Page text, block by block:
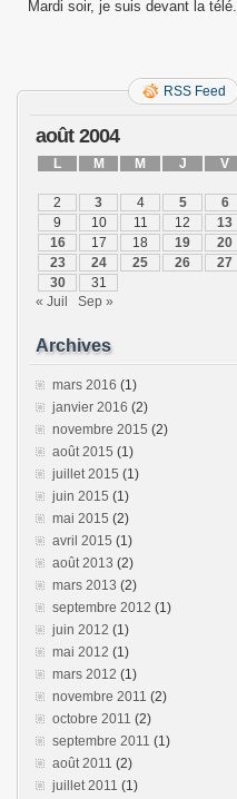
Mardi soir, je suis devant la télé.
RSS Feed
août 2004
L M M J V
2
3 4 5 6
9
10 11 12 13
16
17 18 19 20
23
24 25 26 27
30
31
« Juil
Sep »
Archives
mars 2016 (1)
janvier 2016 (2)
novembre 2015 (2)
août 2015 (1)
juillet 2015 (1)
juin 2015 (1)
mai 2015 (2)
avril 2015 (1)
août 2013 (2)
mars 2013 (2)
septembre 2012 (1)
juin 2012 (1)
mai 2012 (1)
mars 2012 (1)
novembre 2011 (2)
octobre 2011 (2)
septembre 2011 (1)
août 2011 (2)
juillet 2011 (1)